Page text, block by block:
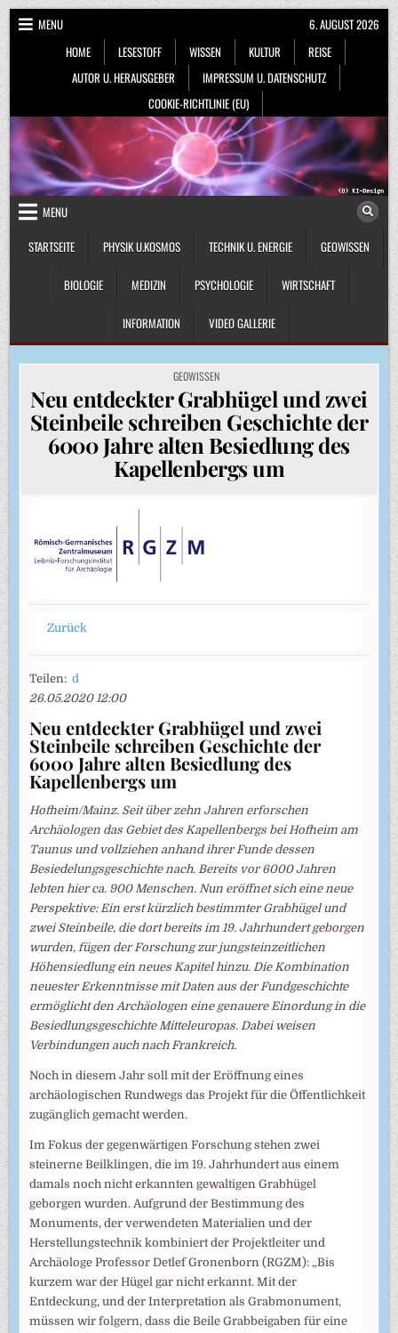
Skip
to
content
MENU
HOME
LESESTOFF WISSEN KULTUR
REISE
AUTOR U. HERAUSGEBER
IMPRESSUM U. DATENSCHUTZ
COOKIE-RICHTLINIE (EU)
6. AUGUST 2026
MENU
STARTSEITE
PHYSIK U.KOSMOS TECHNIK U. ENERGIE GEOWISSEN
BIOLOGIE MEDIZIN PSYCHOLOGIE WIRTSCHAFT
INFORMATION VIDEO GALLERIE
POSTED
IN
GEOWISSEN
Neu entdeckter Grabhügel und zwei
Steinbeile schreiben Geschichte der
6000 Jahre alten Besiedlung des
Kapellenbergs um
Zurück
Teilen:d
26.05.2020 12:00
Neu entdeckter Grabhügel und zwei
Steinbeile schreiben Geschichte der
6000 Jahre alten Besiedlung des
Kapellenbergs um
Hofheim/Mainz. Seit über zehn Jahren erforschen
Archäologen das Gebiet des Kapellenbergs bei Hofheim am
Taunus und vollziehen anhand ihrer Funde dessen
Besiedelungsgeschichte nach. Bereits vor 6000 Jahren
lebten hier ca. 900 Menschen. Nun eröffnet sich eine neue
Perspektive: Ein erst kürzlich bestimmter Grabhügel und
zwei Steinbeile, die dort bereits im 19. Jahrhundert geborgen
wurden, fügen der Forschung zur jungsteinzeitlichen
Höhensiedlung ein neues Kapitel hinzu. Die Kombination
neuester Erkenntnisse mit Daten aus der Fundgeschichte
ermöglicht den Archäologen eine genauere Einordung in die
Besiedlungsgeschichte Mitteleuropas. Dabei weisen
Verbindungen auch nach Frankreich.
Noch in diesem Jahr soll mit der Eröffnung eines
archäologischen Rundwegs das Projekt für die Öffentlichkeit
zugänglich gemacht werden.
Im Fokus der gegenwärtigen Forschung stehen zwei
steinerne Beilklingen, die im 19. Jahrhundert aus einem
damals noch nicht erkannten gewaltigen Grabhügel
geborgen wurden. Aufgrund der Bestimmung des
Monuments, der verwendeten Materialien und der
Herstellungstechnik kombiniert der Projektleiter und
Archäologe Professor Detlef Gronenborn (RGZM): „Bis
kurzem war der Hügel gar nicht erkannt. Mit der
Entdeckung, und der Interpretation als Grabmonument,
müssen wir folgern, dass die Beile Grabbeigaben für eine